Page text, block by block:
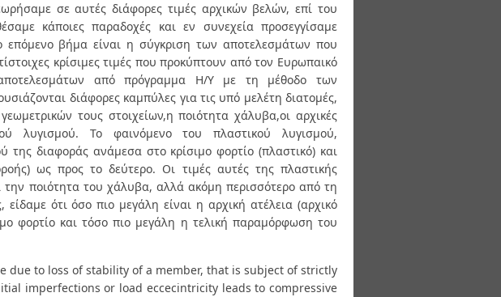
σε αυτές διάφορες τιμές αρχικών βελών, επί του
κάποιες παραδοχές και εν συνεχεία προσεγγίσαμε
βήμα είναι η σύγκριση των αποτελεσμάτων που
κρίσιμες τιμές που προκύπτουν από τον Ευρωπαικό
από πρόγραμμα Η/Υ με τη μέθοδο των
διάφορες καμπύλες για τις υπό μελέτη διατομές,
τους στοιχείων,η ποιότητα χάλυβα,οι αρχικές
λυγισμού. Το φαινόμενο του πλαστικού λυγισμού,
της διαφοράς ανάμεσα στο κρίσιμο φορτίο (πλαστικό) και
ως προς το δεύτερο. Οι τιμές αυτές της πλαστικής
την ποιότητα του χάλυβα, αλλά ακόμη περισσότερο από τη
ότι όσο πιο μεγάλη είναι η αρχική ατέλεια (αρχικό
φορτίο και τόσο πιο μεγάλη η τελική παραμόρφωση του
to loss of stability of a member, that is subject of strictly
imperfections or load eccecintricity leads to compressive